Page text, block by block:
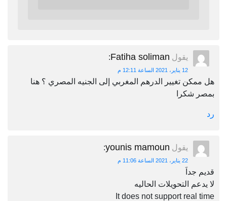
يقول Fatiha soliman
:
12 يناير، 2021 الساعة 12:11 م
هل ممكن تغيير الدرهم المغربي إلى الجنيه المصري ؟ هنا
بمصر شكرا
رد
يقول younis mamoun
:
22 يناير، 2021 الساعة 11:06 م
قديم جداَ
لا يدعم التحويلات الحاليه
It does not support real time